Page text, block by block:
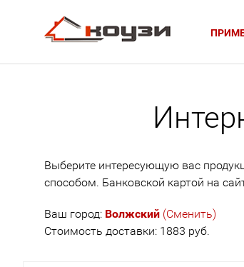
Выберите интересующую вас
способом. Банковской картой на
Ваш город: Волжский (Сменить)
Стоимость доставки: 1883 руб.